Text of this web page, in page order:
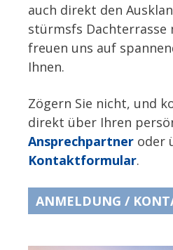
auch direkt den
stürmsfs Dachterrasse
freuen uns auf
Ihnen.
Zögern Sie nicht, und
direkt über Ihren
Ansprechpartner oder
Kontaktformular.
ANMELDUNG /